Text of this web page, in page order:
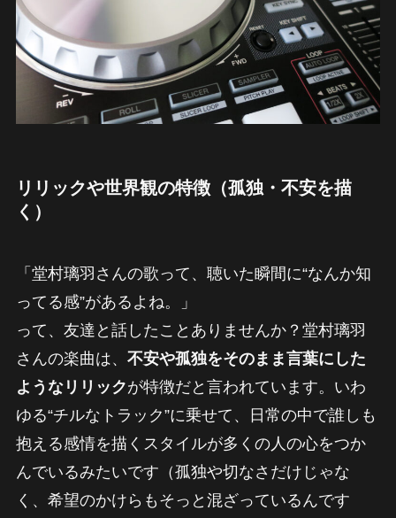
リリックや世界観の特徴（孤独・不安を描
く）
「堂村璃羽さんの歌って、聴いた瞬間に“なんか知
ってる感”があるよね。」
って、友達と話したことありませんか？堂村璃羽
さんの楽曲は、 不安や孤独をそのまま言葉にした
ようなリリックが特徴だと言われています。いわ
ゆる“チルなトラック”に乗せて、日常の中で誰しも
抱える感情を描くスタイルが多くの人の心をつか
んでいるみたいです（孤独や切なさだけじゃな
く、希望のかけらもそっと混ざっているんです